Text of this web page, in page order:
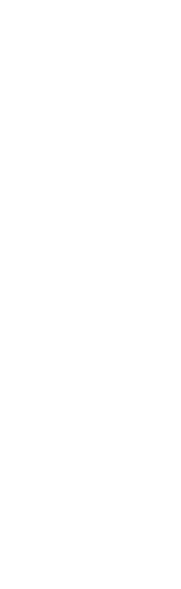
Văn hóa Thông tin
Lâm Đồng